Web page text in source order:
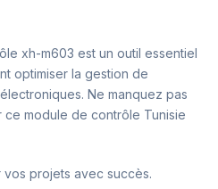
xh-m603 est un outil essentiel
optimiser la gestion de
Ne manquez pas
ce module de contrôle Tunisie
projets avec succès.